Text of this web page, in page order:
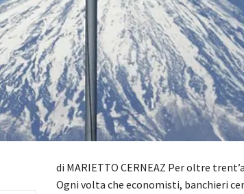
di MARIETTO CERNEAZ Per oltre
Ogni volta che economisti, banchieri